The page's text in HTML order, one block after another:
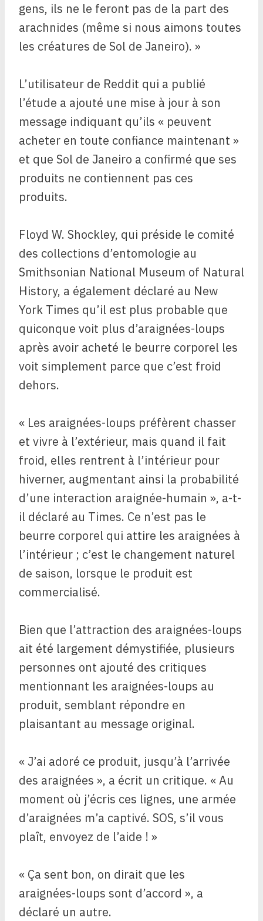
gens, ils ne le feront pas de la part des
arachnides (même si nous aimons toutes
les créatures de Sol de Janeiro). »
L’utilisateur de Reddit qui a publié
l’étude a ajouté une mise à jour à son
message indiquant qu’ils « peuvent
acheter en toute confiance maintenant »
et que Sol de Janeiro a confirmé que ses
produits ne contiennent pas ces
produits.
Floyd W. Shockley, qui préside le comité
des collections d’entomologie au
Smithsonian National Museum of Natural
History, a également déclaré au New
York Times qu’il est plus probable que
quiconque voit plus d’araignées-loups
après avoir acheté le beurre corporel les
voit simplement parce que c’est froid
dehors.
« Les araignées-loups préfèrent chasser
et vivre à l’extérieur, mais quand il fait
froid, elles rentrent à l’intérieur pour
hiverner, augmentant ainsi la probabilité
d’une interaction araignée-humain », a-t-
il déclaré au Times. Ce n’est pas le
beurre corporel qui attire les araignées à
l’intérieur ; c’est le changement naturel
de saison, lorsque le produit est
commercialisé.
Bien que l’attraction des araignées-loups
ait été largement démystifiée, plusieurs
personnes ont ajouté des critiques
mentionnant les araignées-loups au
produit, semblant répondre en
plaisantant au message original.
« J’ai adoré ce produit, jusqu’à l’arrivée
des araignées », a écrit un critique. « Au
moment où j’écris ces lignes, une armée
d’araignées m’a captivé. SOS, s’il vous
plaît, envoyez de l’aide ! »
« Ça sent bon, on dirait que les
araignées-loups sont d’accord », a
déclaré un autre.